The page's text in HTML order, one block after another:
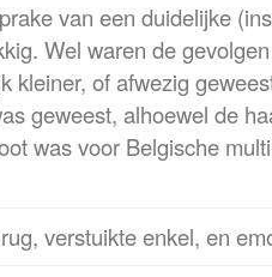
van een duidelijke
Wel waren de
kleiner, of afwezig
geweest, alhoewel de
was voor Belgische
verstuikte enkel, en